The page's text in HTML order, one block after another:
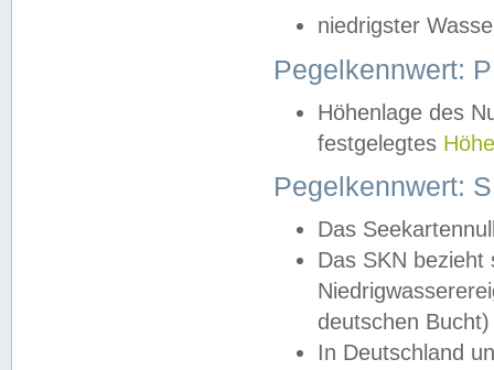
niedrigster
Pegelkennwert:
Höhenlage des
festgelegtes
Pegelkennwert:
Das
Das SKN
deutschen
In Deutschland